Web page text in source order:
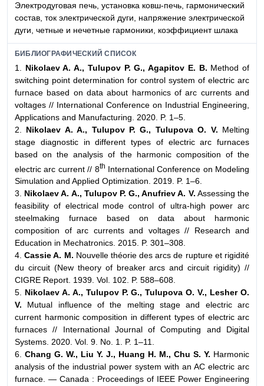
Электродуговая печь, установка ковш-печь, гармонический
состав, ток электрической дуги, напряжение электрической
дуги, четные и нечетные гармоники, коэффициент шлака
БИБЛИОГРАФИЧЕСКИЙ СПИСОК
1. Nikolaev A. A., Tulupov P. G., Agapitov E. B. Method of
switching point determination for control system of electric arc
furnace based on data about harmonics of arc currents and
voltages // International Conference on Industrial Engineering,
Applications and Manufacturing. 2020. P. 1–5.
2. Nikolaev A. A., Tulupov P. G., Tulupova O. V. Melting
stage diagnostic in different types of electric arc furnaces
based on the analysis of the harmonic composition of the
electric arc current // 8th International Conference on Modeling
Simulation and Applied Optimization. 2019. P. 1–6.
3. Nikolaev A. A., Tulupov P. G., Anufriev A. V. Assessing the
feasibility of electrical mode control of ultra-high power arc
steelmaking furnace based on data about harmonic
composition of arc currents and voltages // Research and
Education in Mechatronics. 2015. P. 301–308.
4. Cassie A. M. Nouvelle théorie des arcs de rupture et rigidité
du circuit (New theory of breaker arcs and circuit rigidity) //
CIGRE Report. 1939. Vol. 102. P. 588–608.
5. Nikolaev A. A., Tulupov P. G., Tulupova O. V., Lesher O.
V. Mutual influence of the melting stage and electric arc
current harmonic composition in different types of electric arc
furnaces // International Journal of Computing and Digital
Systems. 2020. Vol. 9. No. 1. P. 1–11.
6. Chang G. W., Liu Y. J., Huang H. M., Chu S. Y. Harmonic
analysis of the industrial power system with an AC electric arc
furnace. — Canada : Proceedings of IEEE Power Engineering